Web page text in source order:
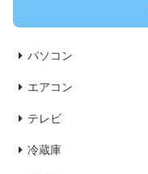
パソコン
エアコン
テレビ
冷蔵庫